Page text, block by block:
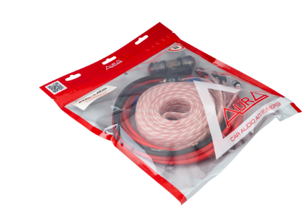
0.19 × 0.19 × 0.06 m
Набор4 канала
8 AWG (8mm2)